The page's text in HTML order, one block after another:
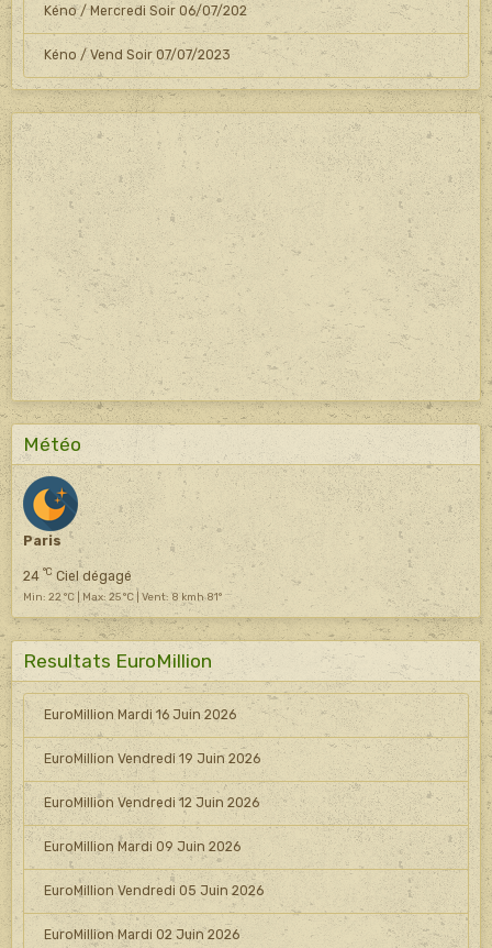
Kéno / Mercredi Soir 06/07/202
Kéno / Vend Soir 07/07/2023
Météo
Paris
24 °C Ciel dégagé
Min: 22 °C | Max: 25 °C | Vent: 8 kmh 81°
Resultats EuroMillion
EuroMillion Mardi 16 Juin 2026
EuroMillion Vendredi 19 Juin 2026
EuroMillion Vendredi 12 Juin 2026
EuroMillion Mardi 09 Juin 2026
EuroMillion Vendredi 05 Juin 2026
EuroMillion Mardi 02 Juin 2026